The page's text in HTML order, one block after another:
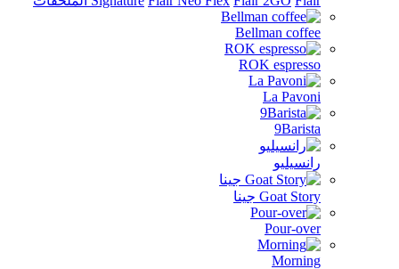
Bellman coffee
ROK espresso
La Pavoni
9Barista
رانسيليو
Goat Story جينا
Pour-over
Morning